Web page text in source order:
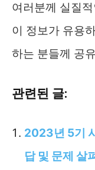
여러분께 실질
이 정보가 유용
하는 분들께 공
관련된 글:
2023년 5기
답 및 문제 살